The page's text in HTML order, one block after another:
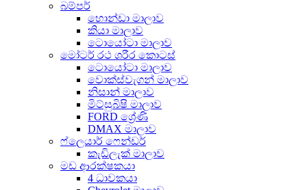
බම්පර්
හොන්ඩා මාලාව
කියා මාලාව
ටොයෝටා මාලාව
මෝටර් රථ ශරීර කොටස්
ටොයෝටා මාලාව
වොක්ස්වැගන් මාලාව
නිසාන් මාලාව
මිට්සුබිෂි මාලාව
FORD ශ්‍රේණි
DMAX මාලාව
ෆ්ලෙයාර් ෆෙන්ඩර්
කැඩිලැක් මාලාව
මඩ ආරක්ෂකයා
4 ධාවකයා